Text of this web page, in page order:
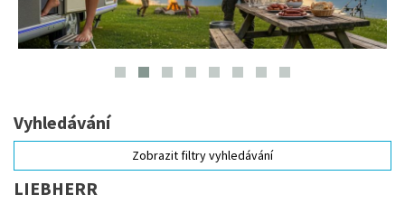
Vyhledávání
Zobrazit filtry vyhledávání
LIEBHERR